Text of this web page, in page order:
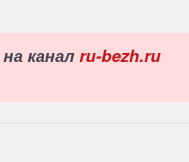
канал ru-bezh.ru